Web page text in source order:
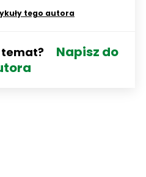
tego autora
Napisz do